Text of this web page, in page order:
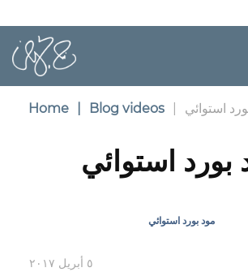
Home Blog videos استوائي
بورد استوائي
مود بورد استوائي
٥ أبريل ٢٠١٧